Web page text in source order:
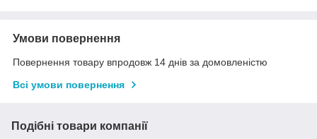
Умови повернення
Повернення товару впродовж 14 днів за домовленістю
Всі умови повернення
Подібні товари компанії